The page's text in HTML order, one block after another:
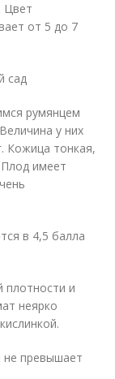
Цвет
от 5 до 7
сад
румянцем
у них
Кожица тонкая,
имеет
в 4,5 балла
плотности и
неярко
не превышает